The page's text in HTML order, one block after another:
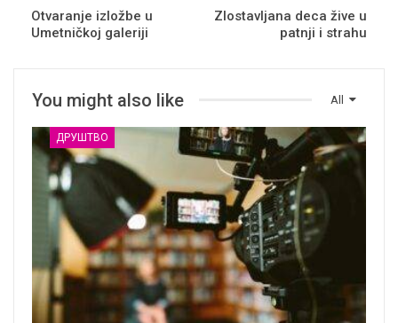
Otvaranje izložbe u
Umetničkoj galeriji
Zlostavljana deca žive u
patnji i strahu
All
You might also like
ДРУШТВО